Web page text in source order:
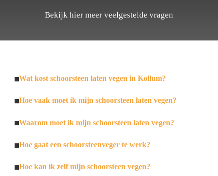
Bekijk hier meer veelgestelde vragen
Wat kost schoorsteen laten vegen in Kollum?
Hoe vaak moet ik mijn schoorsteen laten vegen?
Waarom moet ik mijn schoorsteen laten vegen?
Hoe gaat een schoorsteenveger te werk?
Hoe kan ik zelf mijn schoorsteen vegen?